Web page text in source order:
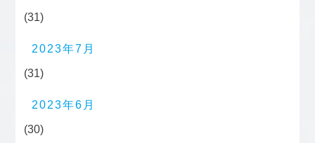
(31)
2023年7月
(31)
2023年6月
(30)